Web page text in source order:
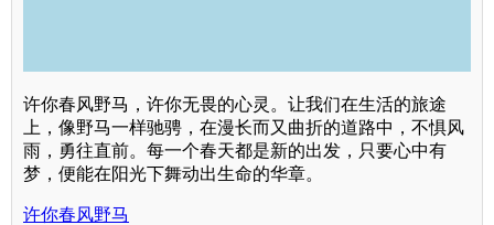
许你春风野马，许你无畏的心灵。让我们在生活的旅途
上，像野马一样驰骋，在漫长而又曲折的道路中，不惧风
雨，勇往直前。每一个春天都是新的出发，只要心中有
梦，便能在阳光下舞动出生命的华章。
许你春风野马